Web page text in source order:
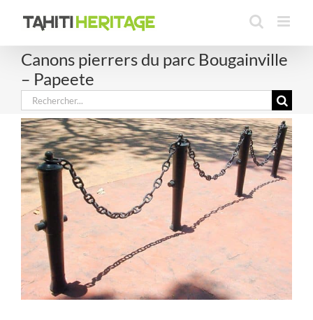
Canons pierrers du parc Bougainville
– Papeete
Rechercher: